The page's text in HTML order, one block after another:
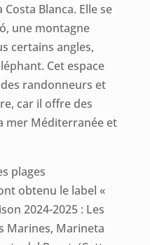
Blanca. Elle se
une montagne
certains angles,
Cet espace
randonneurs et
car il offre des
mer Méditerranée et
plages
obtenu le label «
2024-2025 : Les
Marines, Marineta